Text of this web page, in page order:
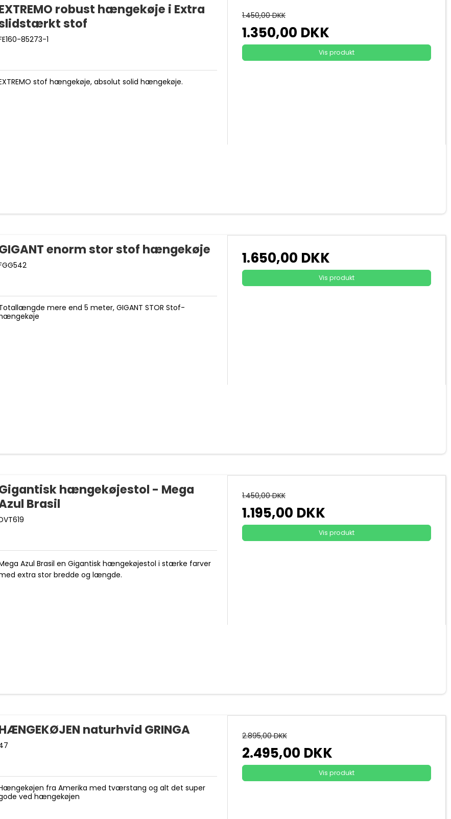
robust hængekøje i Extra
stof
85273-1
stof hængekøje, absolut solid hængekøje.
1.450,00 DKK
1.350,00 DKK
Vis produkt
enorm stor stof hængekøje
mere end 5 meter, GIGANT STOR Stof-
1.650,00 DKK
Vis produkt
hængekøjestol - Mega
Brasil
Azul Brasil en Gigantisk hængekøjestol i stærke farver
extra stor bredde og længde.
1.450,00 DKK
1.195,00 DKK
Vis produkt
naturhvid GRINGA
fra Amerika med tværstang og alt det super
ved hængekøjen
2.895,00 DKK
2.495,00 DKK
Vis produkt